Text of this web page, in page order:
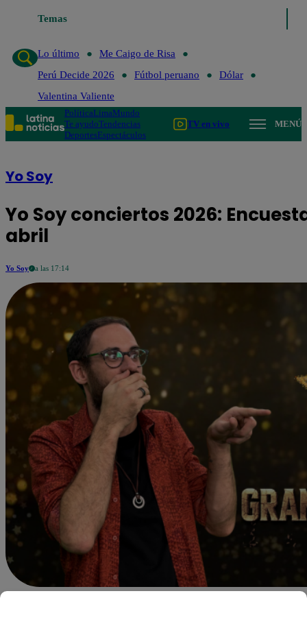
Temas
Lo último
Me Caigo de Risa
Perú Decide 2026
Fútbol peruano
Dólar
Valentina Valiente
PolíticaLimaMundo
Te ayudoTendencias
DeportesEspectáculos
TV en vivo MENÚ
Yo Soy
Yo Soy conciertos 2026:
abril
Yo Soy a las 17:14